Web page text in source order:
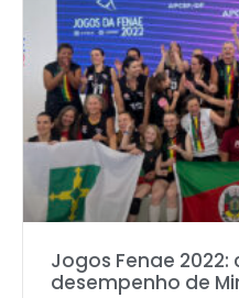
Jogos Fenae
desempenho de